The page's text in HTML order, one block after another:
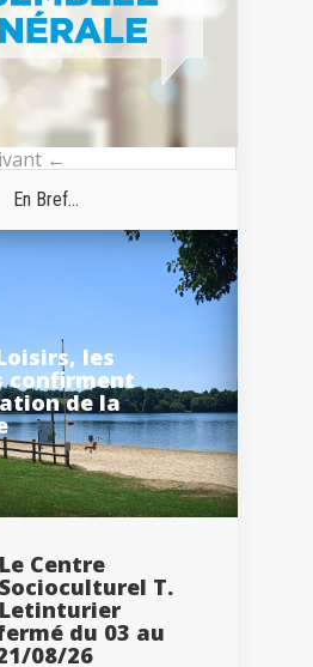
←
En Bref...
les
confirment
de la
Le Centre
Socioculturel T.
Letinturier
du 03 au
08/26